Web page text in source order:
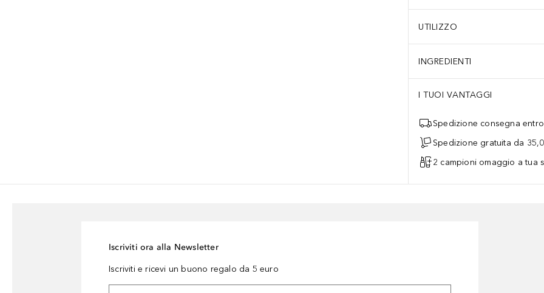
UTILIZZO
INGREDIENTI
I TUOI VANTAGGI
Spedizione consegna
Spedizione gratuita da
2 campioni omaggio a tua
Iscriviti ora alla Newsletter
Iscriviti e ricevi un buono regalo da 5 euro